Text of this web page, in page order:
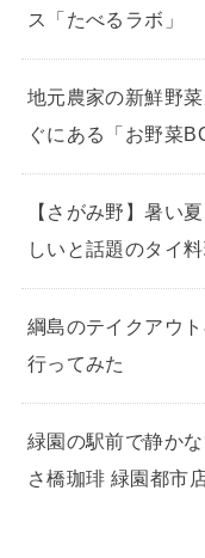
ス「たべるラボ」
地元農家の新鮮野
ぐにある「お野菜
【さがみ野】暑い
しいと話題のタイ
綱島のテイクアウ
行ってみた
緑園の駅前で静か
さ橋珈琲 緑園都市店